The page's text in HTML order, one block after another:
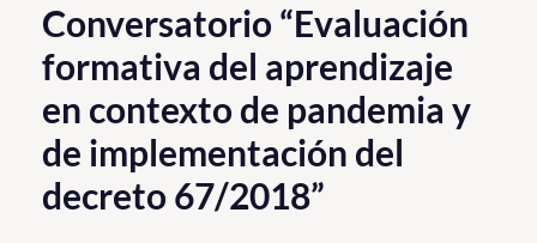
PUCV Internacional
Vinculación con el Medio
Admisión
Pregrado
Conversatorio “Evaluación
formativa del aprendizaje
en contexto de pandemia y
de implementación del
decreto 67/2018”